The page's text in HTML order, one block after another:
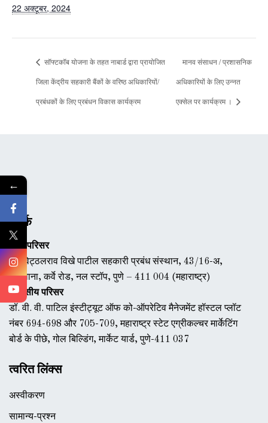
22 अक्टूबर, 2024
सॉफ्टकॉब योजना के तहत नाबार्ड द्वारा प्रायोजित
जिला केंद्रीय सहकारी बैंकों के वरिष्ठ अधिकारियों/
प्रबंधकों के लिए प्रबंधन विकास कार्यक्रम
मानव संसाधन / प्रशासनिक
अधिकारियों के लिए उन्नत
एक्सेल पर कार्यक्रम ।
संपर्क
मुख्य परिसर
डॉ. विट्ठलराव विखे पाटील सहकारी प्रबंध संस्थान, 43/16-अ,
एरंडवाना, कर्वे रोड, नल स्टॉप, पुणे – 411 004 (महाराष्ट्र)
आवासीय परिसर
डॉ. वी. वी. पाटिल इंस्टीट्यूट ऑफ को-ऑपरेटिव मैनेजमेंट हॉस्टल प्लॉट
नंबर 694-698 और 705-709, महाराष्ट्र स्टेट एग्रीकल्चर मार्केटिंग
बोर्ड के पीछे, गोल बिल्डिंग, मार्केट यार्ड, पुणे-411 037
त्वरित लिंक्स
अस्वीकरण
सामान्य-प्रश्न
←